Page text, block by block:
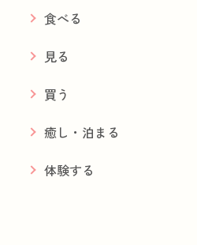
食べる
見る
買う
癒し・泊まる
体験する